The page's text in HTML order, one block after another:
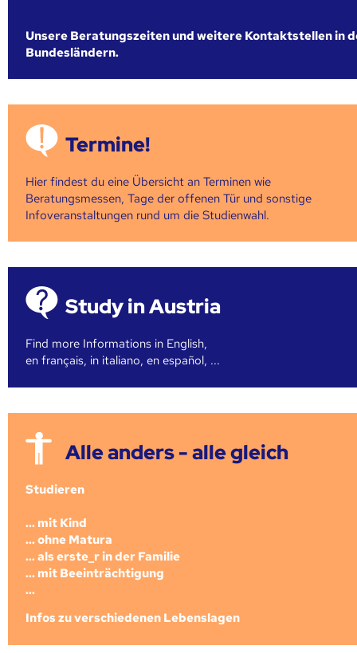
Unsere Beratungszeiten und weitere Kontaktstellen in
Bundesländern.
Termine!
Hier findest du eine Übersicht an Terminen wie
Beratungsmessen, Tage der offenen Tür und sonstige
Infoveranstaltungen rund um die Studienwahl.
Study in Austria
Find more Informations in English,
en français, in italiano, en español, ...
Alle anders - alle gleich
Studieren
... mit Kind
... ohne Matura
... als erste_r in der Familie
... mit Beeinträchtigung
...
Infos zu verschiedenen Lebenslagen